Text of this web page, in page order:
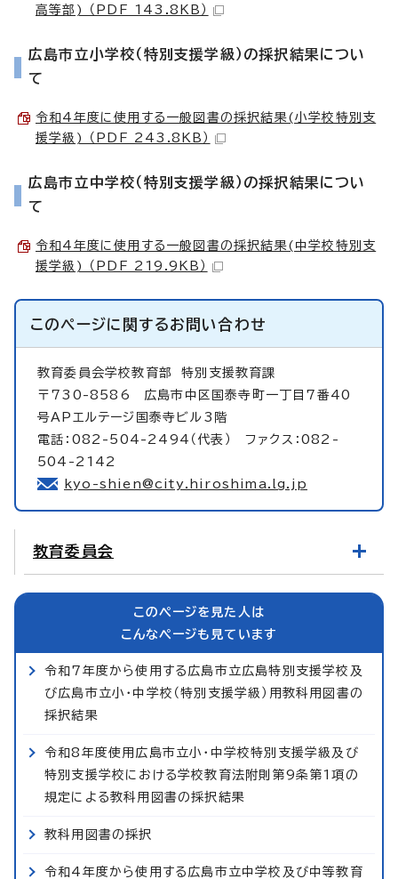
高等部) （PDF 143.8KB）
広島市立小学校（特別支援学級）の採択結果につい
て
令和4年度に使用する一般図書の採択結果(小学校特別支
援学級) （PDF 243.8KB）
広島市立中学校（特別支援学級）の採択結果につい
て
令和4年度に使用する一般図書の採択結果(中学校特別支
援学級) （PDF 219.9KB）
このページに関するお問い合わせ
教育委員会学校教育部特別支援教育課
〒730-8586 広島市中区国泰寺町一丁目7番40
号APエルテージ国泰寺ビル3階
電話：082-504-2494（代表） ファクス：082-
504-2142
kyo-shien@city.hiroshima.lg.jp
教育委員会
このページを見た人は
こんなページも見ています
令和7年度から使用する広島市立広島特別支援学校及
び広島市立小・中学校（特別支援学級）用教科用図書の
採択結果
令和8年度使用広島市立小・中学校特別支援学級及び
特別支援学校における学校教育法附則第9条第1項の
規定による教科用図書の採択結果
教科用図書の採択
令和4年度から使用する広島市立中学校及び中等教育